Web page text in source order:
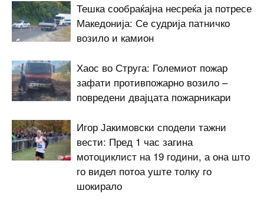
Тешка сообраќајна несреќа ја потресе
Македонија: Се судрија патничко
возило и камион
Хаос во Струга: Големиот пожар
зафати противпожарно возило –
повредени двајцата пожарникари
Игор Јакимовски сподели тажни
вести: Пред 1 час загина
мотоциклист на 19 години, а она што
го видел потоа уште толку го
шокирало